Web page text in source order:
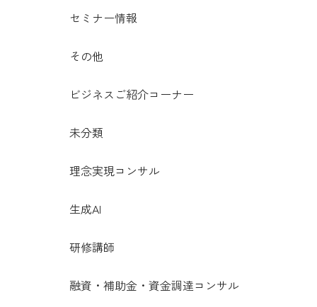
セミナー情報
その他
ビジネスご紹介コーナー
未分類
理念実現コンサル
生成AI
研修講師
融資・補助金・資金調達コンサル